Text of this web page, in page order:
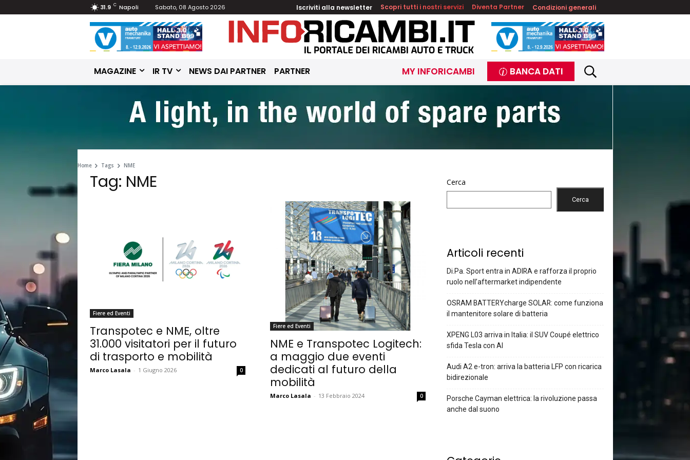
31.9 C Napoli Sabato, 08 Agosto 2026 Iscriviti alla newsletter Scopri tutti i nostri servizi Diventa Partner Condizioni generali
MAGAZINE IR TV NEWS DAI PARTNER PARTNER MY INFORICAMBI BANCA DATI
Home Tags NME
Tag: NME
Fiere ed Eventi
Transpotec e NME, oltre
31.000 visitatori per il futuro
di trasporto e mobilità
Marco Lasala - 1 Giugno 2026 0
Fiere ed Eventi
NME e Transpotec Logitech:
a maggio due eventi
dedicati al futuro della
mobilità
Marco Lasala - 13 Febbraio 2024 0
Cerca
Cerca
Articoli recenti
Di.Pa. Sport entra in ADIRA e rafforza il proprio
ruolo nell’aftermarket indipendente
OSRAM BATTERYcharge SOLAR: come funziona
il mantenitore solare di batteria
XPENG L03 arriva in Italia: il SUV Coupé elettrico
sfida Tesla con AI
Audi A2 e-tron: arriva la batteria LFP con ricarica
bidirezionale
Porsche Cayman elettrica: la rivoluzione passa
anche dal suono